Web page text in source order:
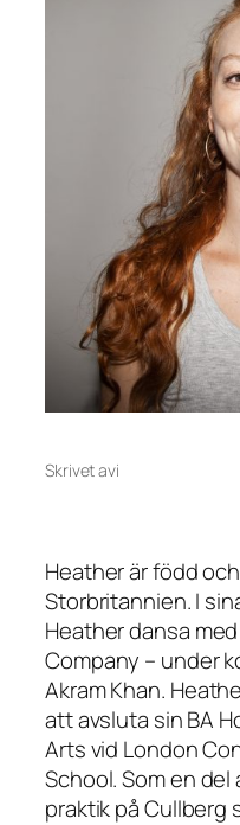
Skrivet avi
Heather är född
Storbritannien. I
Heather dansa
Company – under
Akram Khan.
att avsluta sin BA
Arts vid London
School. Som en
praktik på Cullberg